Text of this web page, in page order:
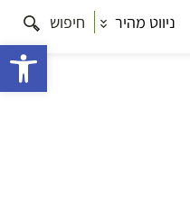
ניווט מהיר חיפוש